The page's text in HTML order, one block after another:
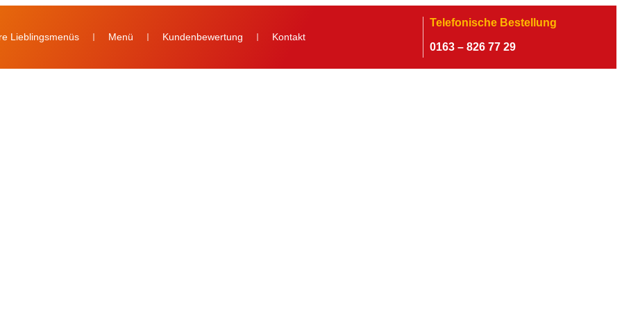
Lieblingsmenüs Menü Kundenbewertung Kontakt
Telefonische Bestellung
0163 – 826 77 29